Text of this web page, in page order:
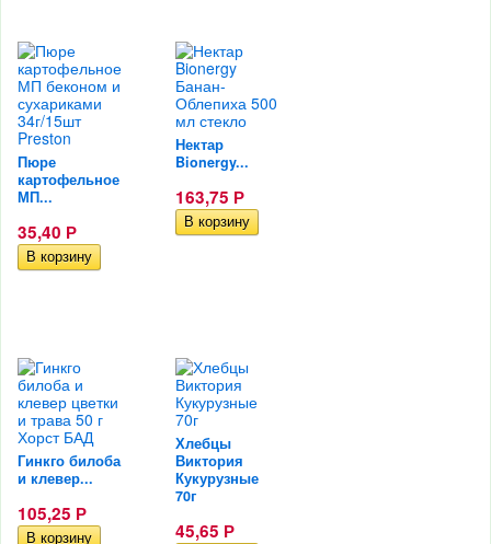
Пюре
картофельное
МП...
35,40 Р
Нектар
Bionergy...
163,75 Р
Гинкго билоба
и клевер...
105,25 Р
Хлебцы
Виктория
Кукурузные
70г
45,65 Р